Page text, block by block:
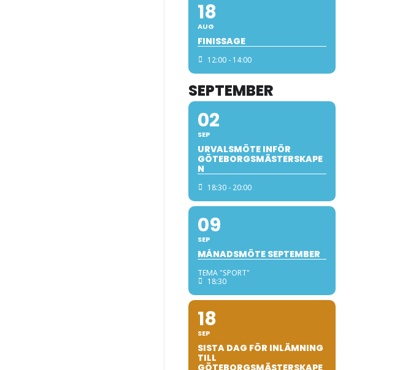
18
AUG
FINISSAGE
12:00 - 14:00
SEPTEMBER
02
SEP
URVALSMÖTE INFÖR
GÖTEBORGSMÄSTERSKAPE
N
18:30 - 20:00
09
SEP
MÅNADSMÖTE SEPTEMBER
TEMA "SPORT"
18:30
18
SEP
SISTA DAG FÖR INLÄMNING
TILL
GÖTEBORGSMÄSTERSKAPE